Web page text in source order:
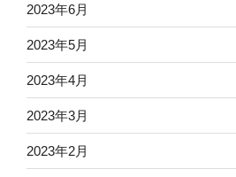
2023年6月
2023年5月
2023年4月
2023年3月
2023年2月